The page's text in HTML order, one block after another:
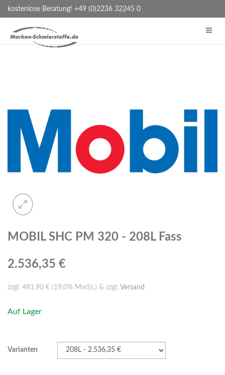
kostenlose Beratung! +49 (0)2236 32245 0
MOBIL SHC PM 320 - 208L Fass
2.536,35 €
zzgl. 481,90 € (19,0% MwSt.) & zzgl. Versand
Auf Lager
Varianten